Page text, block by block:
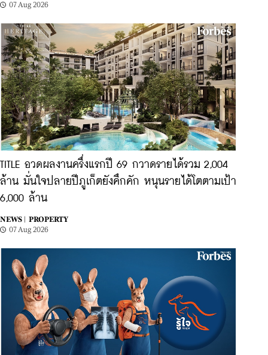
07 Aug 2026
TITLE อวดผลงานครึ่งแรกปี 69 กวาดรายได้รวม 2,004
ล้าน มั่นใจปลายปีภูเก็ตยังคึกคัก หนุนรายได้โตตามเป้า
6,000 ล้าน
NEWS |
PROPERTY
07 Aug 2026